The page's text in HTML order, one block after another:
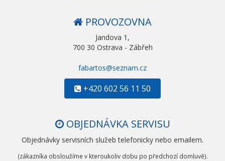
PROVOZOVNA
Jandova 1,
700 30 Ostrava - Zábřeh
fabartos@seznam.cz
+420 602 56 11 50
OBJEDNÁVKA SERVISU
Objednávky servisních služeb telefonicky nebo emailem.
(zákazníka obsloužíme v kteroukoliv dobu po předchozí domluvě).